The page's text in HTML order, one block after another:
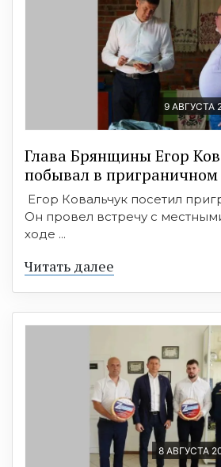
9 АВГУСТА
Глава Брянщины Егор
побывал в приграничном
Егор Ковальчук посетил
Он провел встречу с
ходе ...
Читать далее
8 АВГУСТА